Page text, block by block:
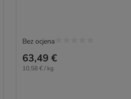
63,49 €
10,58 € / kg
Bez ocjena